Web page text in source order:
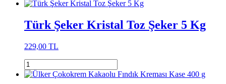
Türk Şeker Kristal Toz Şeker 5 Kg
229,00 TL